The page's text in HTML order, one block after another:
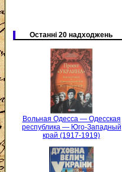
Останні 20 надходжень
Вольная Одесса — Одесская
республика — Юго-Западный
край (1917-1919)